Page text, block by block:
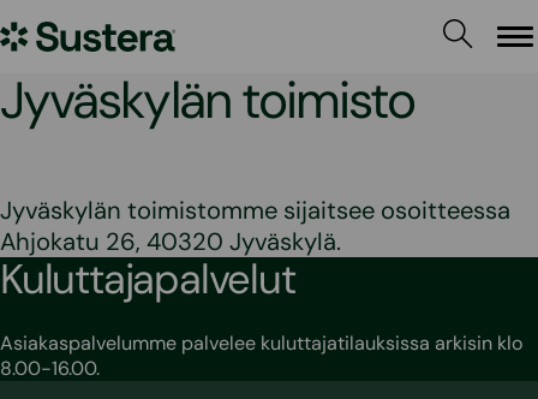
sisältöön
Sustera
Jyväskylän toimisto
Jyväskylän toimistomme sijaitsee osoitteessa
Ahjokatu 26, 40320 Jyväskylä.
Kuluttajapalvelut
Asiakaspalvelumme palvelee kuluttajatilauksissa arkisin klo
8.00-16.00.